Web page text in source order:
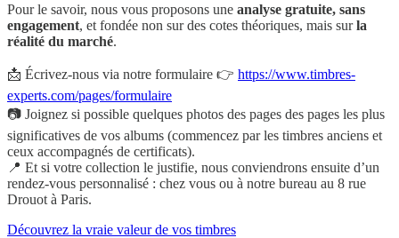
Pour le savoir, nous vous proposons une analyse gratuite, sans
engagement, et fondée non sur des cotes théoriques, mais surla
réalité du marché.
📩 Écrivez-nous via notre formulaire 👉 https://www.timbres-
experts.com/pages/formulaire
📷 Joignez si possible quelques photos des pages des pages les plus
significatives de vos albums (commencez par les timbres anciens et
ceux accompagnés de certificats).
📍 Et si votre collection le justifie, nous conviendrons ensuite d’un
rendez-vous personnalisé : chez vous ou à notre bureau au 8 rue
Drouot à Paris.
Découvrez la vraie valeur de vos timbres